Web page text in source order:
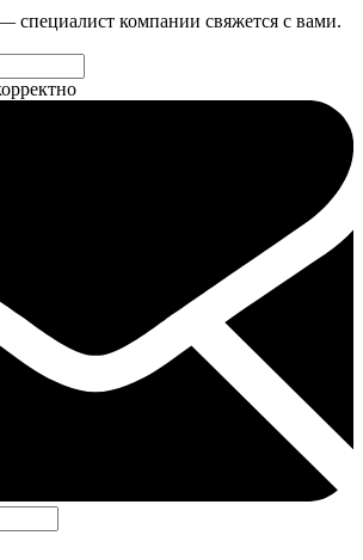
специалист компании свяжется с вами.